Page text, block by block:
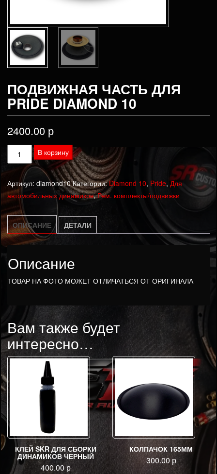
ПОДВИЖНАЯ ЧАСТЬ ДЛЯ
PRIDE DIAMOND 10
2400.00 р
Количество
товара
Подвижная
часть
для
Pride
Diamond
10
В корзину
Артикул: diamond10 Категории:Diamond 10, Pride,Для
автомобильных динамиков,Рем. комплекты/подвижки
ОПИСАНИЕ ДЕТАЛИ
Описание
ТОВАР НА ФОТО МОЖЕТ ОТЛИЧАТЬСЯ ОТ ОРИГИНАЛА
Вам также будет
интересно…
КЛЕЙ SKR ДЛЯ СБОРКИ
ДИНАМИКОВ ЧЕРНЫЙ
400.00р
КОЛПАЧОК 165ММ
300.00р